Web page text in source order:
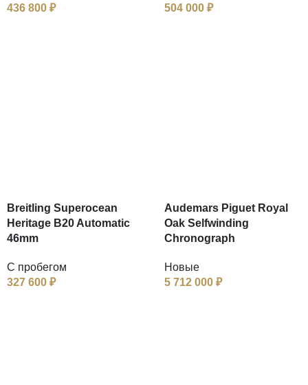
436 800 ₽
504 000 ₽
Breitling Superocean
Heritage B20 Automatic
46mm
С пробегом
327 600 ₽
Audemars Piguet Royal
Oak Selfwinding
Chronograph
Новые
5 712 000 ₽